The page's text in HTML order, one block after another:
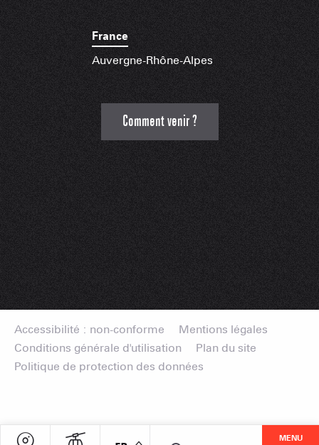
MENU
France
Auvergne-Rhône-Alpes
Comment venir ?
Accessibilité : non-conforme
Mentions légales
Conditions générale d'utilisation
Plan du site
Politique de protection des données